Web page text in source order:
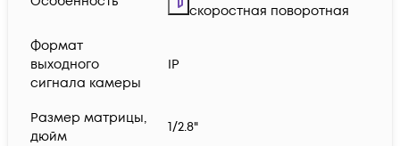
скоростная поворотная
Формат
выходного
сигнала камеры
IP
Размер матрицы,
дюйм
1/2.8"